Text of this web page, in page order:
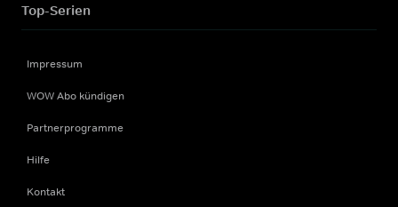
Top-Serien
Impressum
WOW Abo kündigen
Partnerprogramme
Hilfe
Kontakt